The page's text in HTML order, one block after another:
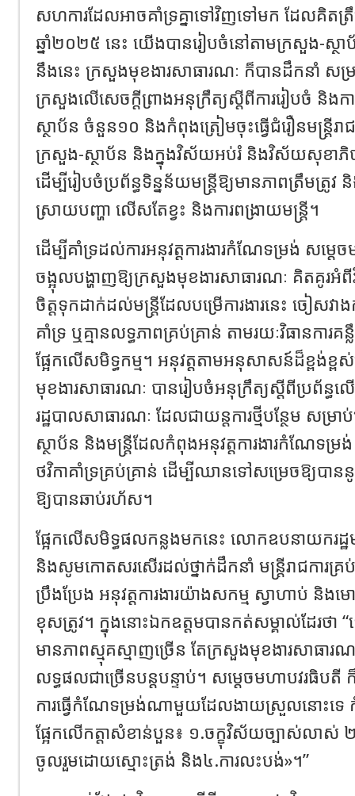
សហការដែលអាចគាំទ្រគ្នាទៅវិញទៅមក ដែលគិតត្
ឆ្នាំ២០២៥ នេះ យើងបានរៀបចំនៅតាមក្រសួង-ស្ថ
នឹងនេះ ក្រសួងមុខងារសាធារណៈ ក៏បានដឹកនាំ សម្រ
ក្រសួងលើសេចក្ដីព្រាងអនុក្រឹត្យស្ដីពីការរៀបចំ និងក
ស្ថាប័ន ចំនួន១០ និងកំពុងត្រៀមចុះធ្វើជំរឿនមន្ត្រីរា
ក្រសួង-ស្ថាប័ន និងក្នុងវិស័យអប់រំ និងវិស័យសុខាភិប
ដើម្បីរៀបចំប្រព័ន្ធទិន្នន័យមន្រ្តីឱ្យមានភាពត្រឹមត្រូវ
ស្រាយបញ្ហា លើសតែខ្វះ និងការពង្រាយមន្រ្តី។
ដើម្បីគាំទ្រដល់ការអនុវត្តការងារកំណែទម្រង់ សម្ត
ចង្អុលបង្ហាញឱ្យក្រសួងមុខងារសាធារណៈ គិតគូរអំ
ចិត្តទុកដាក់ដល់មន្រ្តីដែលបម្រើការងារនេះ ចៀសវាងកា
គាំទ្រ ឬគ្មានលទ្ធភាពគ្រប់គ្រាន់ តាមរយៈវិធានការ
ផ្អែកលើសមិទ្ធកម្ម។ អនុវត្តតាមអនុសាសន៍ដ៏ខ្ពង់ខ្ព
មុខងារសាធារណៈ បានរៀបចំអនុក្រឹត្យស្ដីពីប្រព័ន្ធលើ
រដ្ឋបាលសាធារណៈ ដែលជាយន្តការថ្មីបន្ថែម សម្
ស្ថាប័ន និងមន្រ្តីដែលកំពុងអនុវត្តការងារកំណែទម្រ
ថវិកាគាំទ្រគ្រប់គ្រាន់ ដើម្បីឈានទៅសម្រេចឱ្យបាន
ឱ្យបានឆាប់រហ័ស។
ផ្អែកលើសមិទ្ធផលកន្លងមកនេះ លោកឧបនាយករដ្
និងសូមកោតសរសើរដល់ថ្នាក់ដឹកនាំ មន្រ្តីរាជការគ្
ប្រឹងប្រែង អនុវត្តការងារយ៉ាងសកម្ម ស្វាហាប់
ខុសត្រូវ។ ក្នុងនោះឯកឧត្តមបានកត់សម្គាល់ដែរថា
មានភាពស្មុគស្មាញច្រើន តែក្រសួងមុខងារសាធារ
លទ្ធផលជាច្រើនបន្តបន្ទាប់។ សម្តេចមហាបវរធិបតី
ការធ្វើកំណែទម្រង់ណាមួយដែលងាយស្រួលនោះទ
ផ្អែកលើកត្តាសំខាន់បួន៖ ១.ចក្ខុវិស័យច្បាស់លាស់ ២.ក
ចូលរួមដោយស្មោះត្រង់ និង៤.ការលះបង់»។”